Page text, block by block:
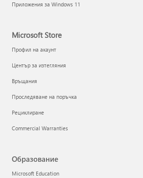
Приложения за Windows 11
Microsoft Store
Профил на акаунт
Център за изтегляния
Връщания
Проследяване на поръчка
Рециклиране
Commercial Warranties
Образование
Microsoft Education